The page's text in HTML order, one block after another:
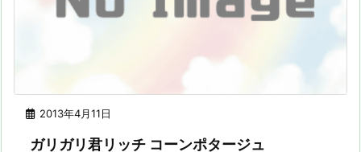
2013年4月11日
ガリガリ君リッチ コーンポタージュ